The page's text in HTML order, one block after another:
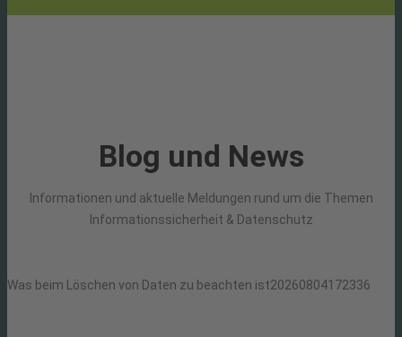
Blog und News
Informationen und aktuelle Meldungen rund um die Themen
Informationssicherheit & Datenschutz
Was beim Löschen von Daten zu beachten ist20260804172336